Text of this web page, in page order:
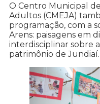
O Centro Municipal
Adultos (CMEJA)
programação, com a
Arens: paisagens em
interdisciplinar sobre
patrimônio de Jundiaí.